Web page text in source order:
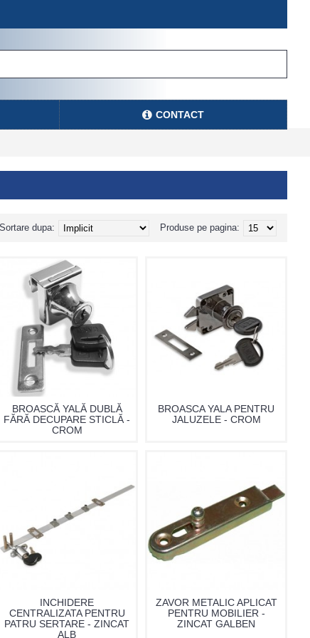
CONTACT
Produse pe pagina:
Sortare dupa:
BROASCĂ YALĂ DUBLĂ
FĂRĂ DECUPARE STICLĂ -
CROM
BROASCA YALA PENTRU
JALUZELE - CROM
INCHIDERE
CENTRALIZATA PENTRU
PATRU SERTARE - ZINCAT
ALB
ZAVOR METALIC APLICAT
PENTRU MOBILIER -
ZINCAT GALBEN